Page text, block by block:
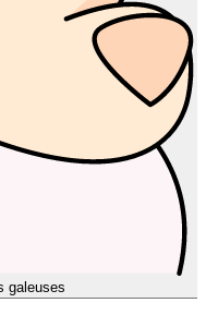
galeuses